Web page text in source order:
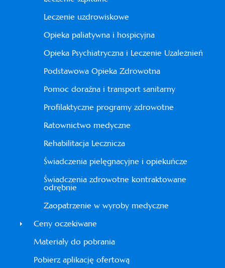
Leczenie uzdrowiskowe
Opieka paliatywna i hospicyjna
Opieka Psychiatryczna i Leczenie Uzależnień
Podstawowa Opieka Zdrowotna
Pomoc doraźna i transport sanitarny
Profilaktyczne programy zdrowotne
Ratownictwo medyczne
Rehabilitacja Lecznicza
Świadczenia pielęgnacyjne i opiekuńcze
Świadczenia zdrowotne kontraktowane
odrębnie
Zaopatrzenie w wyroby medyczne
Ceny oczekiwane
Materiały do pobrania
Pobierz aplikację ofertową